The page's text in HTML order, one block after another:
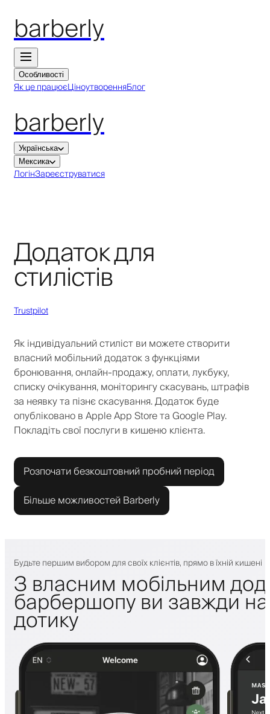
barberly
Особливості
Як це працюєЦіноутворенняБлог
barberly
Українська
Мексика
ЛогінЗареєструватися
Додаток для
стилістів
Trustpilot
Як індивідуальний стиліст ви можете створити
власний мобільний додаток з функціями
бронювання, онлайн-продажу, оплати, лукбуку,
списку очікування, моніторингу скасувань, штрафів
за неявку та пізнє скасування. Додаток буде
опубліковано в Apple App Store та Google Play.
Покладіть свої послуги в кишеню клієнта.
Розпочати безкоштовний пробний період
Більше можливостей Barberly
Будьте першим вибором для своїх клієнтів, прямо в їхній кишені
З власним мобільним
барбершопу ви завжди на
дотику